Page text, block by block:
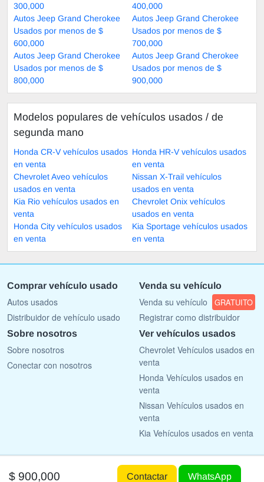
300,000
400,000
Autos Jeep Grand Cherokee
Usados por menos de $
600,000
Autos Jeep Grand Cherokee
Usados por menos de $
700,000
Autos Jeep Grand Cherokee
Usados por menos de $
800,000
Autos Jeep Grand Cherokee
Usados por menos de $
900,000
Modelos populares de vehículos usados ​​/ de
segunda mano
Honda CR-V vehículos usados
en venta
Honda HR-V vehículos usados
en venta
Chevrolet Aveo vehículos
usados en venta
Nissan X-Trail vehículos
usados en venta
Kia Rio vehículos usados en
venta
Chevrolet Onix vehículos
usados en venta
Honda City vehículos usados
en venta
Kia Sportage vehículos usados
en venta
$ 900,000 Contactar WhatsApp
Comprar vehículo usado
Autos usados
Distribuidor de vehículo usado
Venda su vehículo
Venda su vehículo GRATUITO
Registrar como distribuidor
Sobre nosotros
Sobre nosotros
Conectar con nosotros
Ver vehículos usados
Chevrolet Vehículos usados en
venta
Honda Vehículos usados en
venta
Nissan Vehículos usados en
venta
Kia Vehículos usados en venta
Copyright © 2009 - 2026 AutoList.mx All rights reserved.